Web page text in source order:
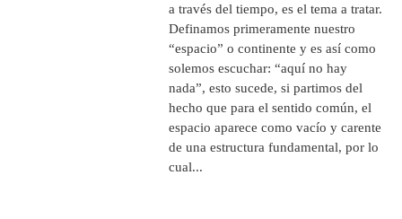
a través del tiempo, es el tema a tratar.
Definamos primeramente nuestro
“espacio” o continente y es así como
solemos escuchar: “aquí no hay
nada”, esto sucede, si partimos del
hecho que para el sentido común, el
espacio aparece como vacío y carente
de una estructura fundamental, por lo
cual...